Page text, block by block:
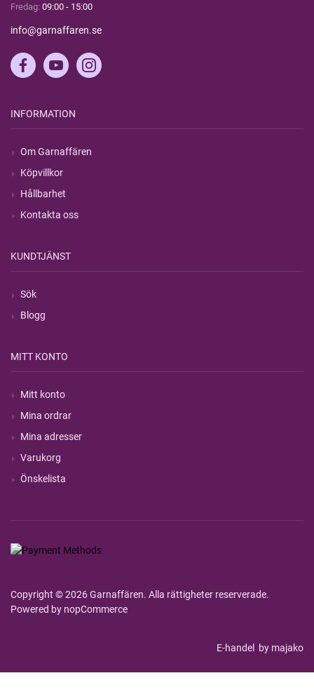
Fredag: 09:00 - 15:00
info@garnaffaren.se
INFORMATION
Om Garnaffären
Köpvillkor
Hållbarhet
Kontakta oss
KUNDTJÄNST
Sök
Blogg
MITT KONTO
Mitt konto
Mina ordrar
Mina adresser
Varukorg
Önskelista
Copyright © 2026 Garnaffären. Alla rättigheter reserverade.
Powered by nopCommerce
E-handel by majako